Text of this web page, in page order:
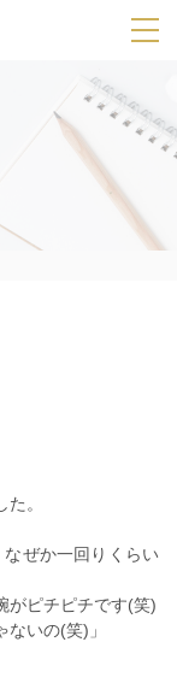
SPメニ
ー
展
用
ボ
。
ぜか一回りくらい
がピチピチです(笑)
いの(笑)」